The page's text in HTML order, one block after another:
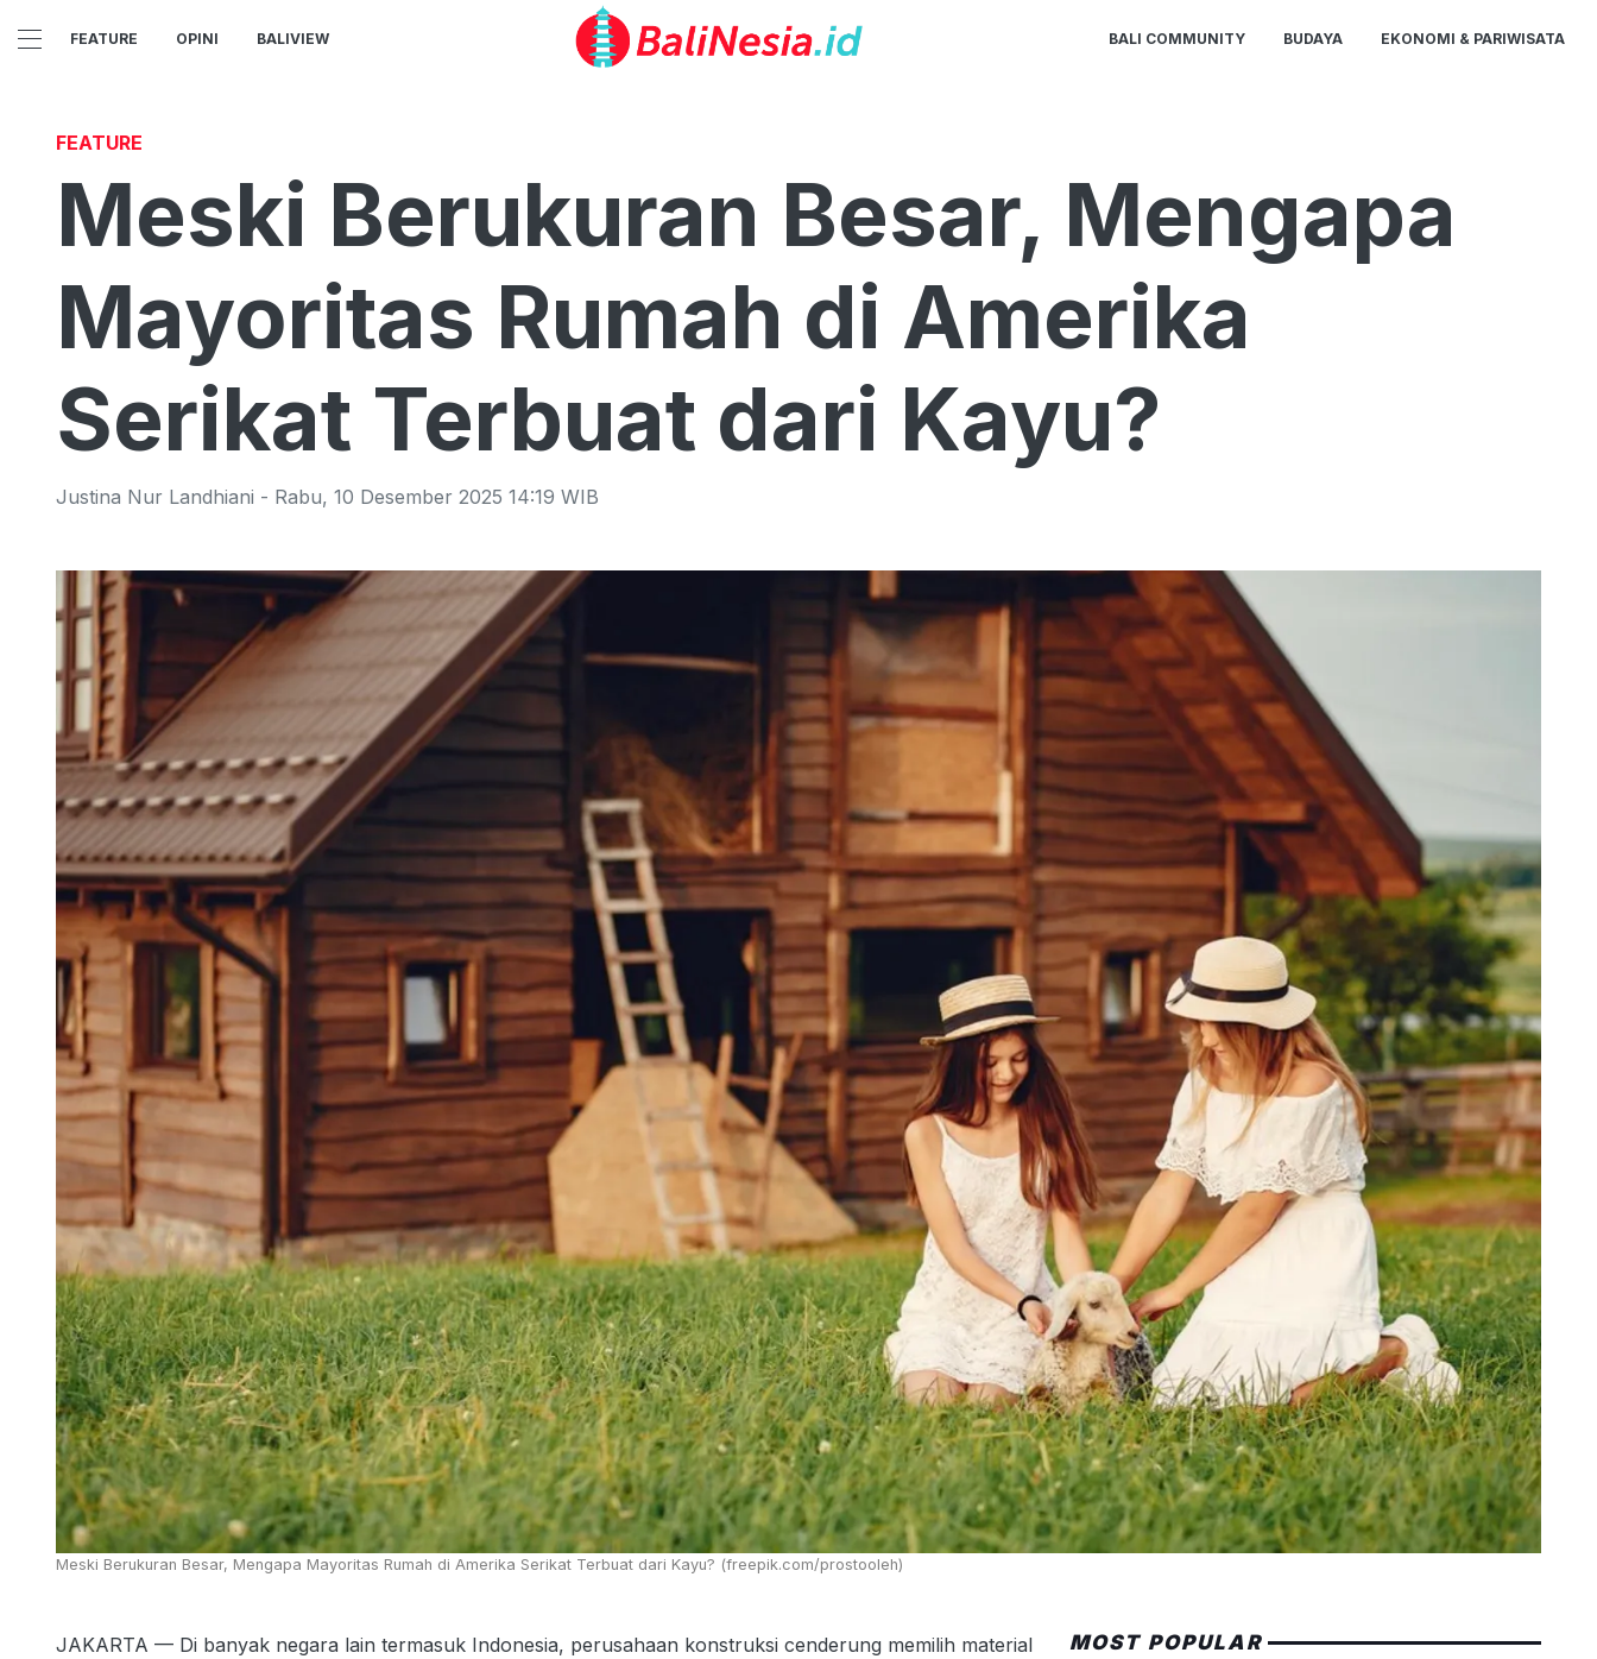
FEATURE OPINI BALIVIEW BALI COMMUNITY BUDAYA EKONOMI & PARIWISATA
FEATURE
Meski Berukuran Besar, Mengapa
Mayoritas Rumah di Amerika
Serikat Terbuat dari Kayu?
Justina Nur Landhiani - Rabu, 10 Desember 2025 14:19 WIB
Meski Berukuran Besar, Mengapa Mayoritas Rumah di Amerika Serikat Terbuat dari Kayu? (freepik.com/prostooleh)
JAKARTA — Di banyak negara lain termasuk Indonesia, perusahaan konstruksi cenderung memilih material
MOST POPULAR